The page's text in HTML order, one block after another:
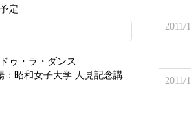
2011/
2011/
定
ゥ・ラ・ダンス
：昭和女子大学 人見記念講